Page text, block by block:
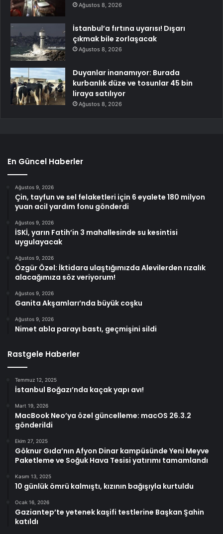
Ağustos 8, 2026
İstanbul’a fırtına uyarısı! Dışarı
çıkmak bile zorlaşacak
Ağustos 8, 2026
Duyanlar inanamıyor: Burada
kurbanlık düze ve tosunlar 45 bin
liraya satılıyor
Ağustos 8, 2026
En Güncel Haberler
Ağustos 9, 2026
Çin, tayfun ve sel felaketleri için 6 eyalete 180 milyon
yuan acil yardım fonu gönderdi
Ağustos 9, 2026
İSKİ, yarın Fatih’in 3 mahallesinde su kesintisi
uygulayacak
Ağustos 9, 2026
Özgür Özel: İktidara ulaştığımızda Alevilerden rızalık
alacağımıza söz veriyorum!
Ağustos 9, 2026
Ganita Akşamları’nda büyük coşku
Ağustos 9, 2026
Nimet abla parayı bastı, geçmişini sildi
Rastgele Haberler
Temmuz 12, 2025
İstanbul Boğazı’nda kaçak yapı avı!
Mart 19, 2026
MacBook Neo’ya özel güncelleme: macOS 26.3.2
gönderildi
Ekim 27, 2025
Göknur Gıda’nın Afyon Dinar kampüsünde Yeni Meyve
Paketleme ve Soğuk Hava Tesisi yatırımı tamamlandı
Kasım 13, 2025
10 günlük ömrü kalmıştı, kızının bağışıyla kurtuldu
Ocak 16, 2026
Gaziantep’te yetenek kaşifi testlerine Başkan Şahin
katıldı